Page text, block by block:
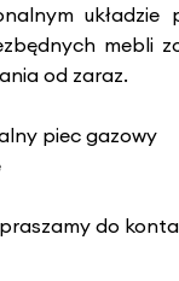
układzie
mebli
od zaraz.
piec gazowy
do